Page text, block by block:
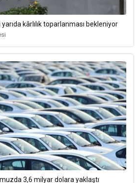
kârlılık toparlanması bekleniyor
3,6 milyar dolara yaklaştı